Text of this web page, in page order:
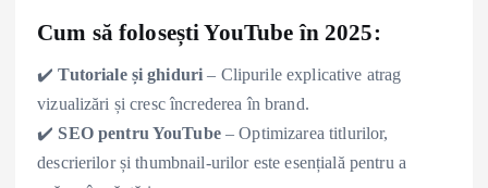
Cum să folosești YouTube în 2025:
✔️Tutoriale și ghiduri – Clipurile explicative atrag
vizualizări și cresc încrederea în brand.
✔️ SEO pentru YouTube– Optimizarea titlurilor,
descrierilor și thumbnail-urilor este esențială pentru a